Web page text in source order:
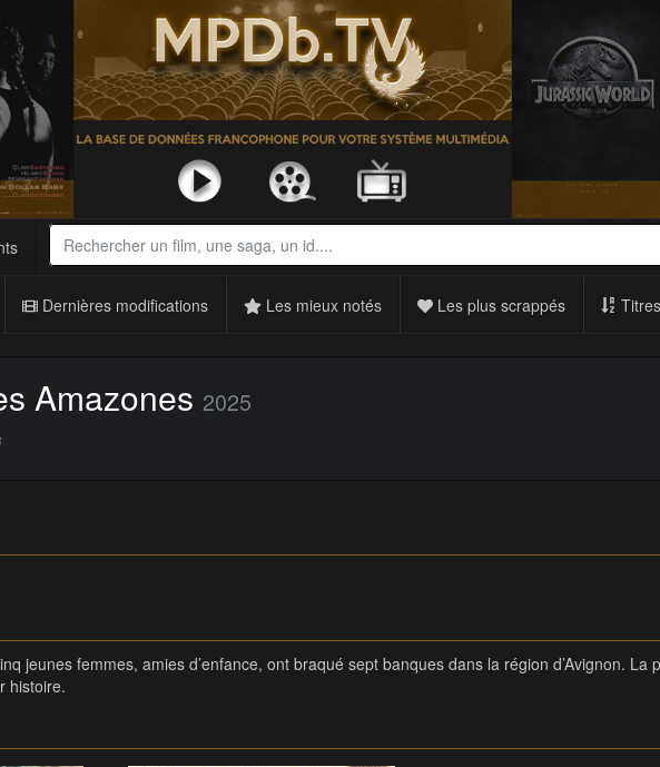
Dernières modifications Les mieux notés Les plus scrappés Titres
Amazones 2025
jeunes femmes, amies d’enfance, ont braqué sept banques dans la région d’Avignon. La
histoire.